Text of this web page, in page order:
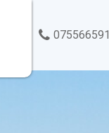
075566591